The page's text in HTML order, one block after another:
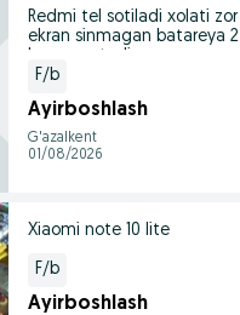
Redmi tel sotiladi xolati zor
ekran sinmagan batareya 2
F/b
Ayirboshlash
G'azalkent
01/08/2026
Xiaomi note 10 lite
F/b
Ayirboshlash